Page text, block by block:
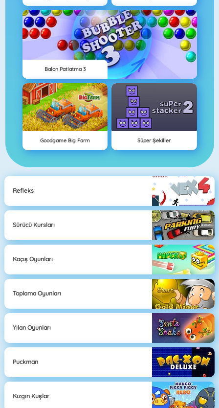
Balon Patlatma 3
Goodgame Big Farm Süper Şekiller
Refleks
Sürücü Kursları
Kaçış Oyunları
Toplama Oyunları
Yılan Oyunları
Puckman
Kızgın Kuşlar